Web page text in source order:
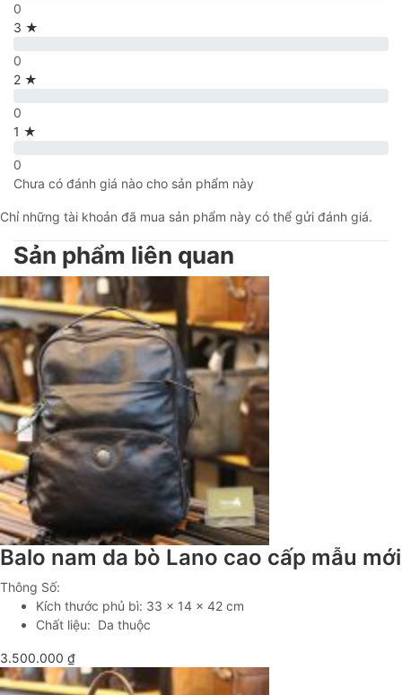
0
3 ★
0
2 ★
0
1 ★
0
Chưa có đánh giá nào cho sản phẩm này
Chỉ những tài khoản đã mua sản phẩm này có thể gửi đánh giá.
Sản phẩm liên quan
Balo nam da bò Lano cao cấp mẫu
Thông Số:
Kích thước phủ bì: 33 x 14 x 42 cm
Chất liệu: Da thuộc
3.500.000 ₫